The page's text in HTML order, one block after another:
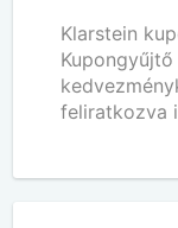
Klarstein
feliratkozva